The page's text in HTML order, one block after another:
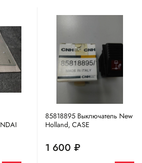
85818895 Выключатель New
Holland, CASE
1 600 ₽